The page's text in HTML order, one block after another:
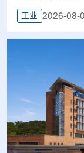
工业 2026-08-